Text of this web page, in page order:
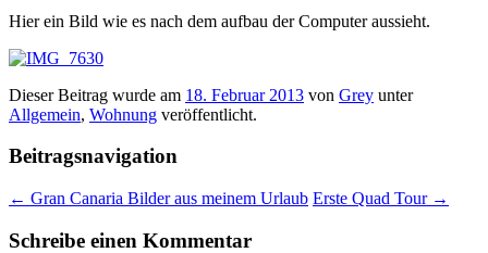
Hier ein Bild wie es nach dem aufbau der Computer aussieht.
Dieser Beitrag wurde am 18. Februar 2013 von Grey unter
Allgemein, Wohnung veröffentlicht.
Beitragsnavigation
← Gran Canaria Bilder aus meinem Urlaub Erste Quad Tour →
Schreibe einen Kommentar